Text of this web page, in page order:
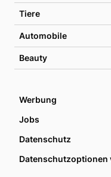
Tiere
Automobile
Beauty
Werbung
Jobs
Datenschutz